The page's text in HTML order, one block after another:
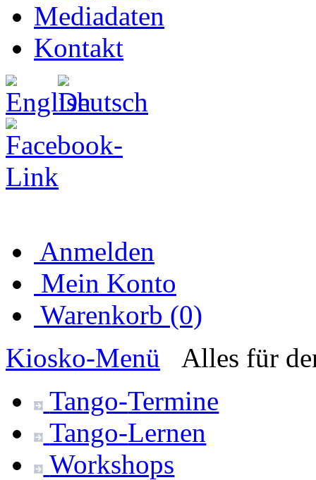
Mediadaten
Kontakt
Anmelden
Mein Konto
Warenkorb (0)
Kiosko-Menü
Alles für
Tango-Termine
Tango-Lernen
Workshops